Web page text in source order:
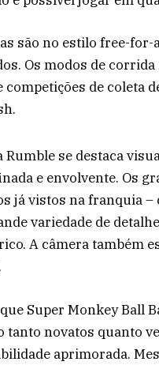
são no estilo free-
Os modos de
competições de coleta
Rumble se destaca
e envolvente. Os
já vistos na franquia
variedade de
A câmera também
Super Monkey Ball
tanto novatos quanto
aprimorada.